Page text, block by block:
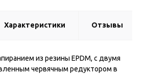
Характеристики Отзывы
из резины EPDM, с двумя
червячным редуктором в